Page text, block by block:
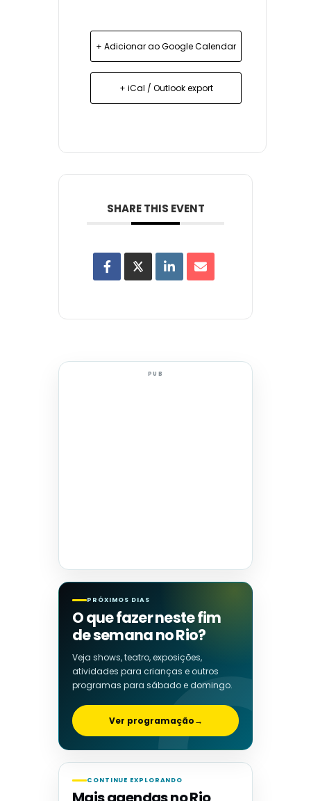
+ Adicionar ao Google Calendar
+ iCal / Outlook export
SHARE THIS EVENT
PUB
PRÓXIMOS DIAS
O que fazer neste fim
de semana no Rio?
Veja shows, teatro, exposições,
atividades para crianças e outros
programas para sábado e domingo.
Ver programação→
CONTINUE EXPLORANDO